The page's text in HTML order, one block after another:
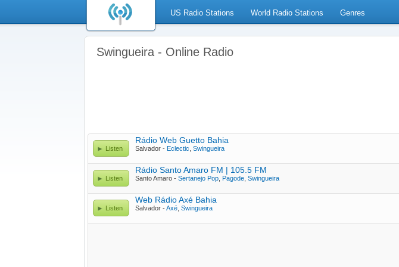
US Radio Stations World Radio Stations Genres
Swingueira - Online Radio
Listen
Rádio Web Guetto Bahia
Salvador - Eclectic Swingueira
Listen
Rádio Santo Amaro FM | 105.5 FM
Santo Amaro - Sertanejo Pop Pagode Swingueira
Listen
Web Rádio Axé Bahia
Salvador -Axé Swingueira